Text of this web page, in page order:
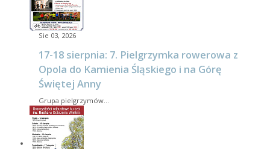
Sie 03, 2026
17-18 sierpnia: 7. Pielgrzymka rowerowa z
Opola do Kamienia Śląskiego i na Górę
Świętej Anny
Grupa pielgrzymów…